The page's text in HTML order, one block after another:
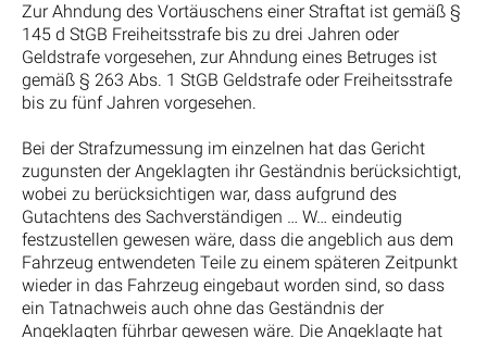
Zur Ahndung des Vortäuschens einer Straftat ist gemäß §
145 d StGB Freiheitsstrafe bis zu drei Jahren oder
Geldstrafe vorgesehen, zur Ahndung eines Betruges ist
gemäß § 263 Abs. 1 StGB Geldstrafe oder Freiheitsstrafe
bis zu fünf Jahren vorgesehen.
Bei der Strafzumessung im einzelnen hat das Gericht
zugunsten der Angeklagten ihr Geständnis berücksichtigt,
wobei zu berücksichtigen war, dass aufgrund des
Gutachtens des Sachverständigen … W… eindeutig
festzustellen gewesen wäre, dass die angeblich aus dem
Fahrzeug entwendeten Teile zu einem späteren Zeitpunkt
wieder in das Fahrzeug eingebaut worden sind, so dass
ein Tatnachweis auch ohne das Geständnis der
Angeklagten führbar gewesen wäre. Die Angeklagte hat